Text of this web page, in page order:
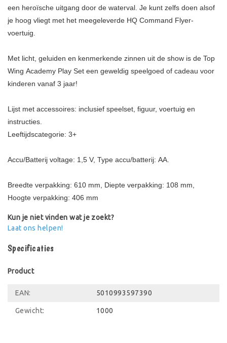
een heroïsche uitgang door de waterval. Je kunt zelfs doen alsof
je hoog vliegt met het meegeleverde HQ Command Flyer-
voertuig.
Met licht, geluiden en kenmerkende zinnen uit de show is de Top
Wing Academy Play Set een geweldig speelgoed of cadeau voor
kinderen vanaf 3 jaar!
Lijst met accessoires: inclusief speelset, figuur, voertuig en
instructies.
Leeftijdscategorie: 3+
Accu/Batterij voltage: 1,5 V, Type accu/batterij: AA.
Breedte verpakking: 610 mm, Diepte verpakking: 108 mm,
Hoogte verpakking: 406 mm
Kun je niet vinden wat je zoekt?
Laat ons helpen!
Specificaties
Product
EAN: 5010993597390
Gewicht: 1000